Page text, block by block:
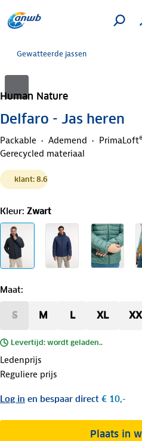
Gewatteerde jassen
Human Nature
Delfaro - Jas heren
Packable Ademend
Gerecycled materiaal
klant: 8.6
Kleur: Zwart
Maat:
S M L XL
Levertijd: wordt geladen..
Ledenprijs
Reguliere prijs
Log in en bespaar direct € 10,-
Plaats in